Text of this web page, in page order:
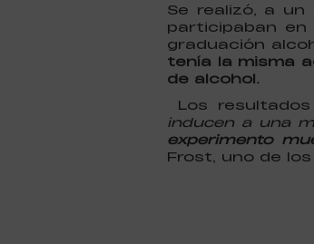
Se realizó, a
participaban
graduación
tenía la misma
de alcohol.
Los
inducen a una
experimento
Frost, uno de